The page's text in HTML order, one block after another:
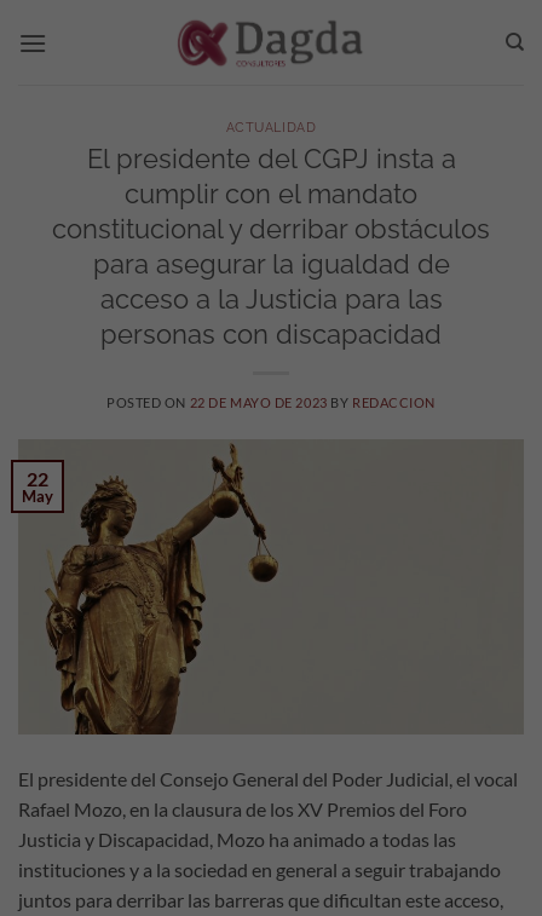
ACTUALIDAD
El presidente del CGPJ insta a
cumplir con el mandato
constitucional y derribar obstáculos
para asegurar la igualdad de
acceso a la Justicia para las
personas con discapacidad
POSTED ON 22 DE MAYO DE 2023 BY REDACCION
22
May
El presidente del Consejo General del Poder Judicial, el vocal
Rafael Mozo, en la clausura de los XV Premios del Foro
Justicia y Discapacidad, Mozo ha animado a todas las
instituciones y a la sociedad en general a seguir trabajando
juntos para derribar las barreras que dificultan este acceso,